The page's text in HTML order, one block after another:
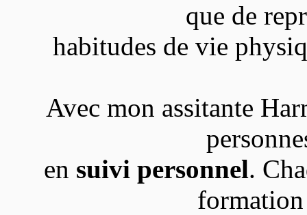
que de
habitudes de vie
Avec mon assitante
en suivi personnel.